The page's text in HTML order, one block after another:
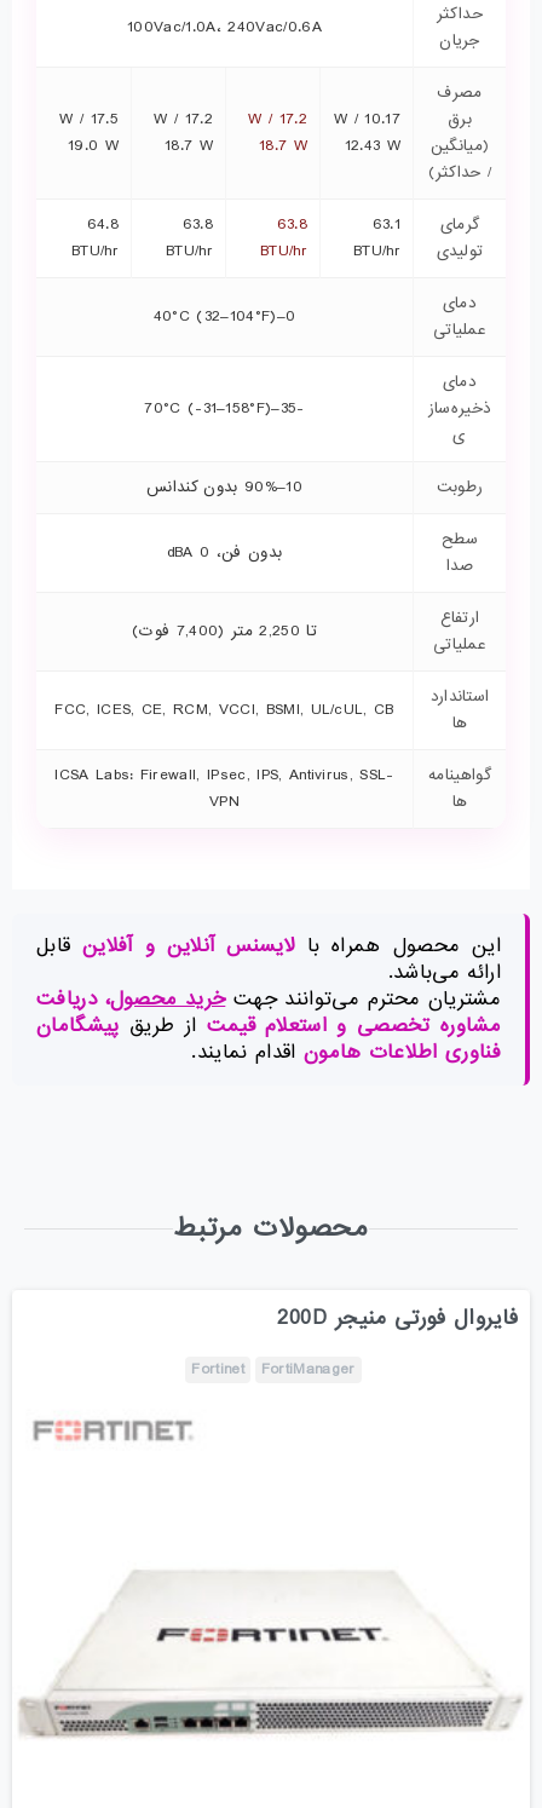
حداکثر
جریان
100Vac/1.0A، 240Vac/0.6A
مصرف
برق
(میانگین
/ حداکثر)
10.17 W /
12.43 W
17.2 W /
18.7 W
17.2 W /
18.7 W
17.5 W /
19.0 W
گرمای
تولیدی
63.1
BTU/hr
63.8
BTU/hr
63.8
BTU/hr
64.8
BTU/hr
دمای
عملیاتی
0–40°C (32–104°F)
دمای
ذخیره‌ساز
ی
-35–70°C (-31–158°F)
رطوبت 10–90% بدون کندانس
سطح
صدا
بدون فن، 0 dBA
ارتفاع
عملیاتی
تا 2,250 متر (7,400 فوت)
استاندارد
ها
FCC, ICES, CE, RCM, VCCI, BSMI, UL/cUL, CB
گواهینامه‌
ها
ICSA Labs: Firewall, IPsec, IPS, Antivirus, SSL-
VPN
این محصول همراه بالایسنس آنلاین و آفلاینقابل
ارائه می‌باشد.
مشتریان محترم می‌توانند جهتخرید محصول، دریافت
مشاوره تخصصی و استعلام قیمت از طریق پیشگامان
فناوری اطلاعات هامون اقدام نمایند.
محصولات مرتبط
فایروال فورتی منیجر 200D
FortiManager
Fortinet